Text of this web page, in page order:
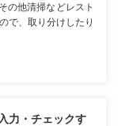
の他清掃などレスト
で、取り分けしたり
力・チェックす